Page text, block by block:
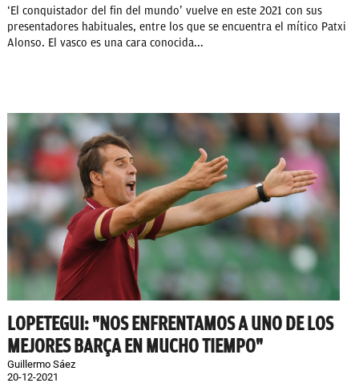
‘El conquistador del fin del mundo’ vuelve en este 2021 con sus
presentadores habituales, entre los que se encuentra el mítico Patxi
Alonso. El vasco es una cara conocida...
LOPETEGUI: "NOS ENFRENTAMOS A UNO DE LOS
MEJORES BARÇA EN MUCHO TIEMPO"
Guillermo Sáez
20-12-2021